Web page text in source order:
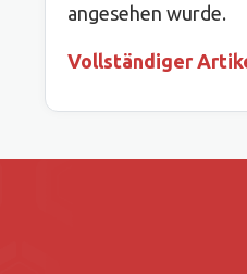
angesehen wurde.
Vollständiger